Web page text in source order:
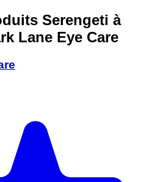
Serengeti à
Lane Eye Care